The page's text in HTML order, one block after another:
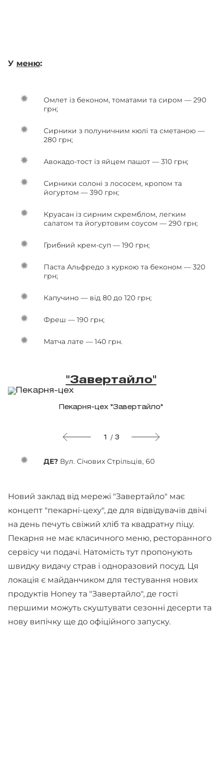
У меню:
Омлет із беконом, томатами та сиром — 290
грн;
Сирники з полуничним кюлі та сметаною —
280 грн;
Авокадо-тост із яйцем пашот — 310 грн;
Сирники солоні з лососем, кропом та
йогуртом — 390 грн;
Круасан із сирним скремблом, легким
салатом та йогуртовим соусом — 290 грн;
Грибний крем-суп — 190 грн;
Паста Альфредо з куркою та беконом — 320
грн;
Капучино — від 80 до 120 грн;
Фреш — 190 грн;
Матча лате — 140 грн.
"Завертайло"
Пекарня-цех "Завертайло"
1 / 3
ДЕ? Вул. Січових Стрільців, 60
Новий заклад від мережі "Завертайло" має
концепт "пекарні-цеху", де для відвідувачів двічі
на день печуть свіжий хліб та квадратну піцу.
Пекарня не має класичного меню, ресторанного
сервісу чи подачі. Натомість тут пропонують
швидку видачу страв і одноразовий посуд. Ця
локація є майданчиком для тестування нових
продуктів Honey та "Завертайло", де гості
першими можуть скуштувати сезонні десерти та
нову випічку ще до офіційного запуску.